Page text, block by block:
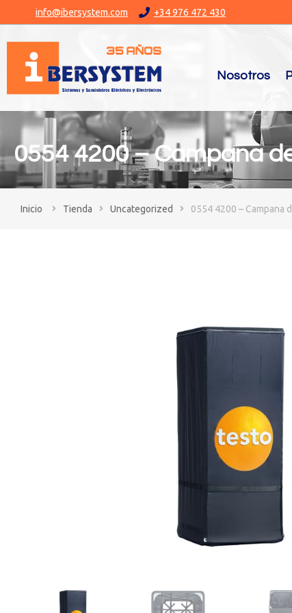
info@ibersystem.com +34 976 472 430
Nosotros
0554 4200 – Campana
You are here:
Tienda Uncategorized 0554 4200 – Campana